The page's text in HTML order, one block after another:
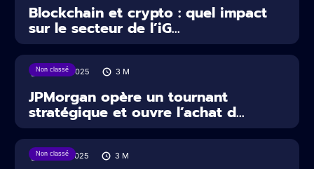
Blockchain et crypto : quel impact
sur le secteur de l’iG...
Non classé
02/06/2025 3 M
JPMorgan opère un tournant
stratégique et ouvre l’achat d...
Non classé
30/05/2025 3 M